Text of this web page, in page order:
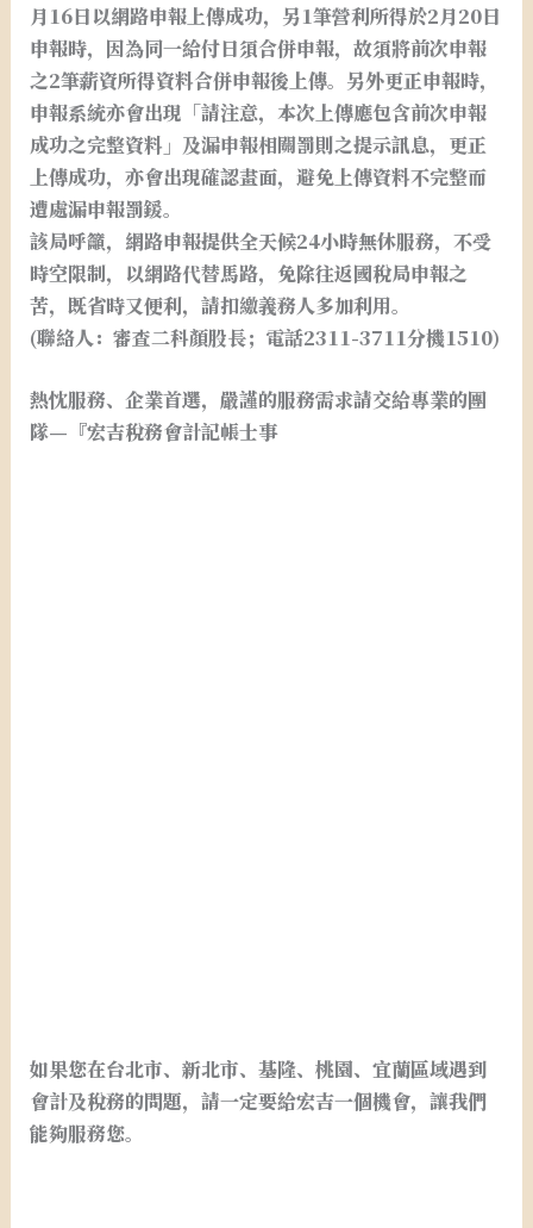
月16日以網路申報上傳成功，另1筆營利所得於2月20日
申報時，因為同一給付日須合併申報，故須將前次申報
之2筆薪資所得資料合併申報後上傳。另外更正申報時，
申報系統亦會出現「請注意，本次上傳應包含前次申報
成功之完整資料」及漏申報相關罰則之提示訊息，更正
上傳成功，亦會出現確認畫面，避免上傳資料不完整而
遭處漏申報罰鍰。
該局呼籲，網路申報提供全天候24小時無休服務，不受
時空限制，以網路代替馬路，免除往返國稅局申報之
苦，既省時又便利，請扣繳義務人多加利用。
(聯絡人：審查二科顏股長；電話2311-3711分機1510)
熱忱服務、企業首選，嚴謹的服務需求請交給專業的團
隊—『宏吉稅務會計記帳士事務所』大台北地區最具代
如果您在台北市、新北市、基隆、桃園、宜蘭區域遇到
會計及稅務的問題，請一定要給宏吉一個機會，讓我們
能夠服務您。